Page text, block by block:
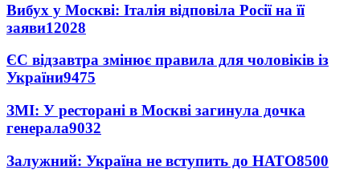
Вибух у Москві: Італія відповіла Росії на її
заяви12028
ЄС відзавтра змінює правила для чоловіків із
України9475
ЗМІ: У ресторані в Москві загинула дочка
генерала9032
Залужний: Україна не вступить до НАТО8500